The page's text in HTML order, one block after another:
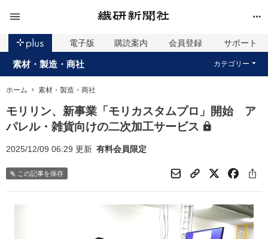
電子版 購読案内 会員登録 サポート
素材・製造・商社 カテゴリー
ホーム 素材・製造・商社
モリリン、新事業「モリカスタムプロ」開始 ア
パレル・雑貨向けの二次加工サービス
2025/12/09 06:29 更新 有料会員限定
この記事を保存